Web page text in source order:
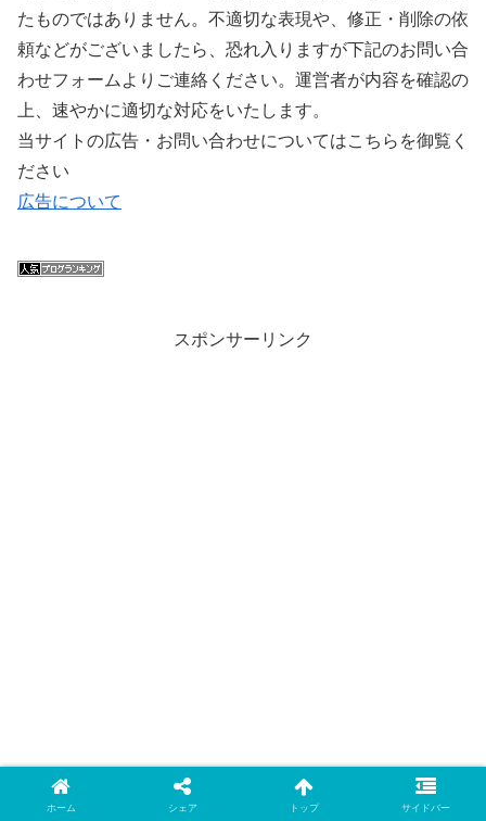
たものではありません。不適切な表現や、修正・削除の依
頼などがございましたら、恐れ入りますが下記のお問い合
わせフォームよりご連絡ください。運営者が内容を確認の
上、速やかに適切な対応をいたします。
当サイトの広告・お問い合わせについてはこちらを御覧く
ださい
広告について
スポンサーリンク
ホーム シェア トップ サイドバー